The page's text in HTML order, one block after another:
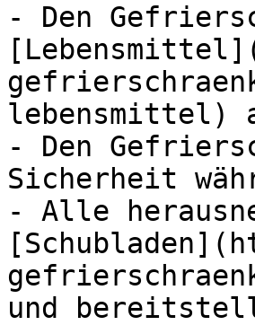
- Den
lebensmittel)
- Den
Sicherheit
- Alle
und